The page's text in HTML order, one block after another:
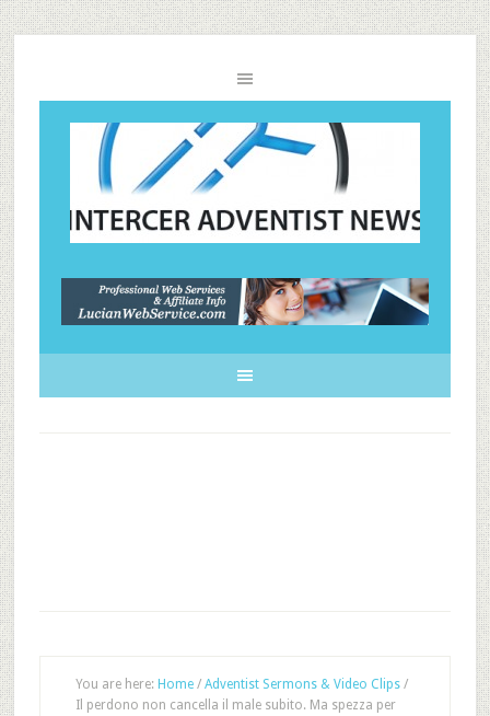
You are here: Home / Adventist Sermons & Video Clips /
Il perdono non cancella il male subito. Ma spezza per